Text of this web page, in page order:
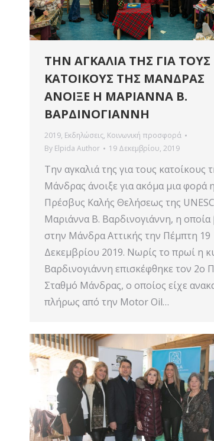
ΤΗΝ ΑΓΚΑΛΙΑ ΤΗΣ ΓΙΑ ΤΟΥΣ
ΚΑΤΟΙΚΟΥΣ ΤΗΣ ΜΑΝΔΡΑΣ
ΑΝΟΙΞΕ Η ΜΑΡΙΑΝΝΑ Β.
ΒΑΡΔΙΝΟΓΙΑΝΝΗ
2019, Εκδηλώσεις, Κοινωνική προσφορά
By Elpida Author 19 Δεκεμβρίου, 2019
Την αγκαλιά της για τους κατοίκους
Μάνδρας άνοιξε για ακόμα μια φορά η
Πρέσβυς Καλής Θελήσεως της
Μαριάννα Β. Βαρδινογιάννη, η οποία
στην Μάνδρα Αττικής την Πέμπτη 19
Δεκεμβρίου 2019. Νωρίς το πρωί η
Βαρδινογιάννη επισκέφθηκε τον 2ο
Σταθμό Μάνδρας, ο οποίος είχε
πλήρως από την Motor Oil…